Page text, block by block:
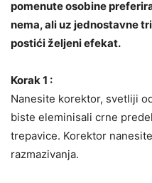
pomenute osobine
nema, ali uz jednostavne
postići željeni efekat.
Korak 1 :
Nanesite korektor, svetliji
biste eleminisali crne
trepavice. Korektor
razmazivanja.